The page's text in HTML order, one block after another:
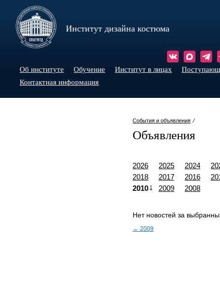
Институт дизайна костюма
Об институте Обучение Институт в лицах
Контактная информация
События и объявления ⁄
Объявления
2026 2025 2024
2018
2017 2016
2010
2009 2008
Нет новостей за
← 2009